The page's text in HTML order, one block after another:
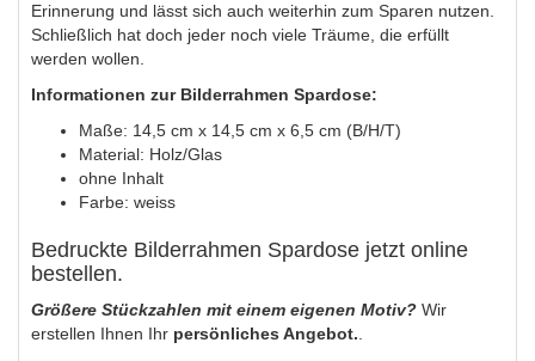
Erinnerung und lässt sich auch weiterhin zum Sparen nutzen.
Schließlich hat doch jeder noch viele Träume, die erfüllt
werden wollen.
Informationen zur Bilderrahmen Spardose:
Maße: 14,5 cm x 14,5 cm x 6,5 cm (B/H/T)
Material: Holz/Glas
ohne Inhalt
Farbe: weiss
Bedruckte Bilderrahmen Spardose jetzt online
bestellen.
Größere Stückzahlen mit einem eigenen Motiv? Wir
erstellen Ihnen Ihr persönliches Angebot.